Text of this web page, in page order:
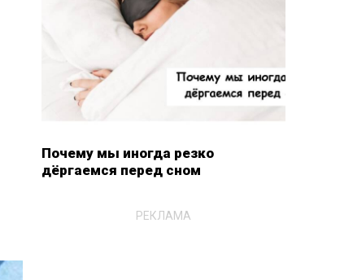
Почему мы иногда резко
дёргаемся перед сном
РЕКЛАМА